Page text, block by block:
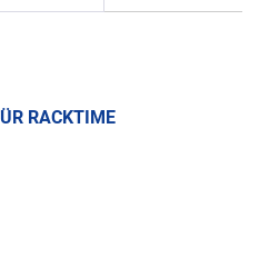
RACKTIME